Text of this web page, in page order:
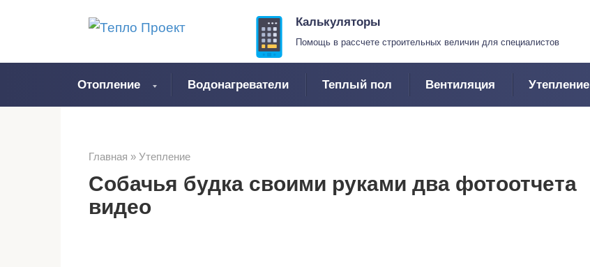
Калькуляторы
Помощь в рассчете строительных величин для специалистов
Отопление Водонагреватели Теплый пол Вентиляция Утепление
Главная » Утепление
Собачья будка своими руками два фотоотчета
видео